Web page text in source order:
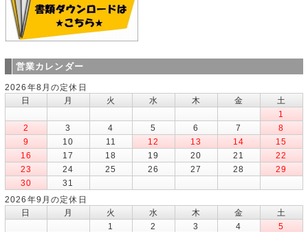
営業カレンダー
2026年8月の定休日
日
月 火 水 木 金
土
1
2
3 4 5 6 7
8
9
10 11 12 13 14
15
16
17 18 19 20 21
22
23
24 25 26 27 28
29
30
31
2026年9月の定休日
日
月 火 水 木 金
土
1
2 3 4
5